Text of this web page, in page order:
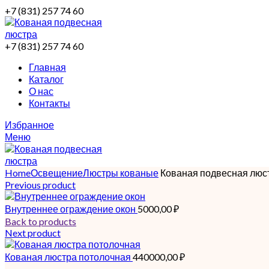
+7 (831) 257 74 60
+7 (831) 257 74 60
Главная
Каталог
О нас
Контакты
Избранное
Меню
HomeОсвещениеЛюстры кованые Кованая подвесная
Previous product
Внутреннее ограждение окон 5000,00₽
Back to products
Next product
Кованая люстра потолочная 440000,00₽